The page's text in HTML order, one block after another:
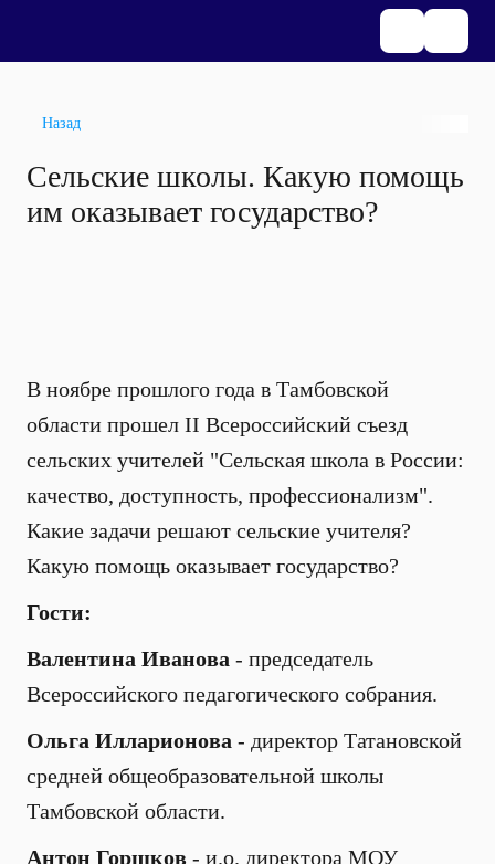
Назад
Сельские школы. Какую помощь
им оказывает государство?
В ноябре прошлого года в Тамбовской
области прошел II Всероссийский съезд
сельских учителей "Сельская школа в России:
качество, доступность, профессионализм".
Какие задачи решают сельские учителя?
Какую помощь оказывает государство?
Гости:
Валентина Иванова - председатель
Всероссийского педагогического собрания.
Ольга Илларионова - директор Татановской
средней общеобразовательной школы
Тамбовской области.
Антон Горшков - и.о. директора МОУ